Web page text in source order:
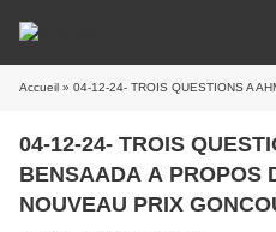
Accueil » 04-12-24- TROIS QUESTIONS A AHMED BENSAADA A PROPOS DE KAMEL
04-12-24- TROIS
BENSAADA A PROPOS
NOUVEAU PRIX